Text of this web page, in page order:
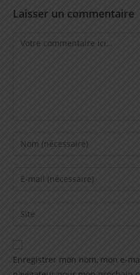
Laisser un commentaire
Enregistrer mon nom, mon e-